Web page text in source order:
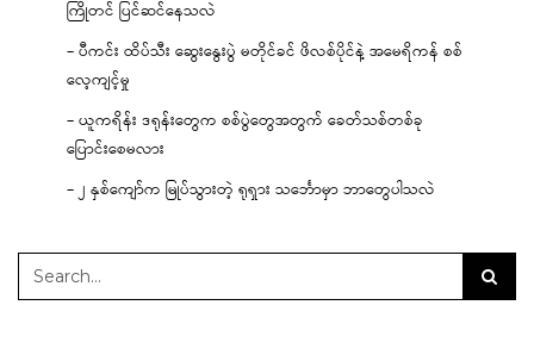
ကြိုတင် ပြင်ဆင်နေသလဲ
– ပီကင်း ထိပ်သီး ဆွေးနွေးပွဲ မတိုင်ခင် ဖိလစ်ပိုင်နဲ့ အမေရိကန် စစ်
လေ့ကျင့်မှု
– ယူကရိန်း ဒရုန်းတွေက စစ်ပွဲတွေအတွက် ခေတ်သစ်တစ်ခု
ပြောင်းစေမလား
– ၂ နှစ်ကျော်က မြုပ်သွားတဲ့ ရုရှား သင်္ဘောမှာ ဘာတွေပါသလဲ